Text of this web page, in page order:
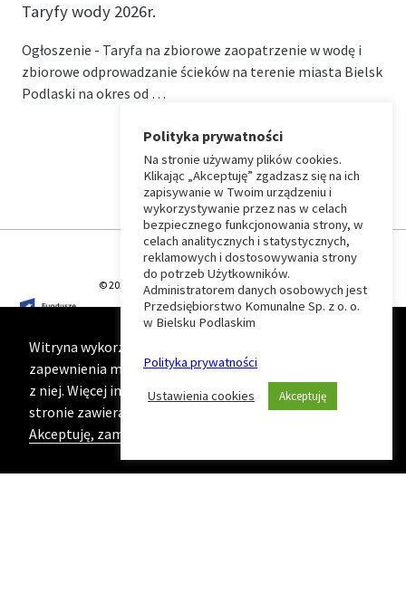
Taryfy wody 2026r.
Ogłoszenie - Taryfa na zbiorowe zaopatrzenie w wodę i
zbiorowe odprowadzanie ścieków na terenie miasta Bielsk
Podlaski na okres od …
⏶
Wróć
do
początku
strony
© 2026 T-Matic Grupa Computer Plus Sp. z o.o.
Witryna wykorzystuje ciasteczka (cookies) w celu
zapewnienia maksymalnej wygody podczas korzystania
z niej. Więcej informacji na ten temat znajduje się na
stronie zawierającej naszą
Politykę prywatności
Akceptuję, zamknij komunikat
Polityka prywatności
Na stronie używamy plików cookies.
Klikając „Akceptuję” zgadzasz się na ich
zapisywanie w Twoim urządzeniu i
wykorzystywanie przez nas w celach
bezpiecznego funkcjonowania strony, w
celach analitycznych i statystycznych,
reklamowych i dostosowywania strony
do potrzeb Użytkowników.
Administratorem danych osobowych jest
Przedsiębiorstwo Komunalne Sp. z o. o.
w Bielsku Podlaskim
Polityka prywatności
Ustawienia cookies Akceptuję